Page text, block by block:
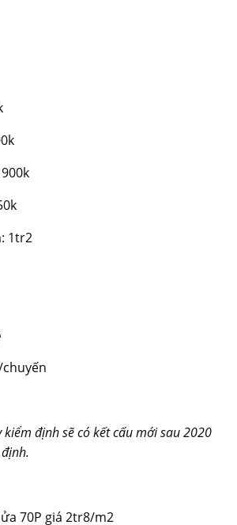
1tr2
kiểm định sẽ có kết cấu mới sau 2020
70P giá 2tr8/m2